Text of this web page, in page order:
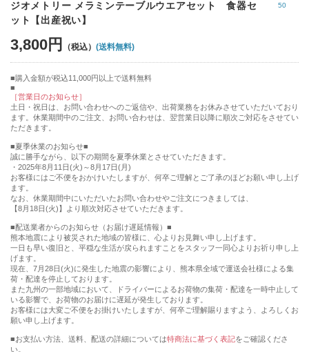
50
ジオメトリー メラミンテーブルウエアセット 食器セ
ット【出産祝い】
3,800円 (送料無料)
購入金額が税込11,000円以上で送料無料
［営業日のお知らせ］
土日・祝日は、お問い合わせへのご返信や、出荷業務をお休みさせていただいており
ます。休業期間中のご注文、お問い合わせは、翌営業日以降に順次ご対応をさせてい
ただきます。
■夏季休業のお知らせ■
誠に勝手ながら、以下の期間を夏季休業とさせていただきます。
・2025年8月11日(火)～8月17日(月)
お客様にはご不便をおかけいたしますが、何卒ご理解とご了承のほどお願い申し上げ
ます。
なお、休業期間中にいただいたお問い合わせやご注文につきましては、
【8月18日(火)】より順次対応させていただきます。
■配送業者からのお知らせ（お届け遅延情報）■
熊本地震により被災された地域の皆様に、心よりお見舞い申し上げます。
一日も早い復旧と、平穏な生活が戻られますことをスタッフ一同心よりお祈り申し上
げます。
現在、7月28日(火)に発生した地震の影響により、熊本県全域で運送会社様による集
荷・配達を停止しております。
また九州の一部地域において、ドライバーによるお荷物の集荷・配達を一時中止して
いる影響で、お荷物のお届けに遅延が発生しております。
お客様には大変ご不便をお掛けいたしますが、何卒ご理解賜りますよう、よろしくお
願い申し上げます。
■お支払い方法、送料、配送の詳細については特商法に基づく表記をご確認くださ
い。